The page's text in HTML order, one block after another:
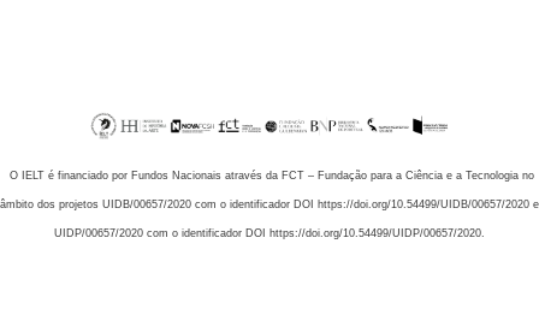
O IELT é financiado por Fundos Nacionais através da FCT – Fundação para a Ciência e a Tecnologia no
âmbito dos projetos UIDB/00657/2020 com o identificador DOI https://doi.org/10.54499/UIDB/00657/2020 e
UIDP/00657/2020 com o identificador DOI https://doi.org/10.54499/UIDP/00657/2020.